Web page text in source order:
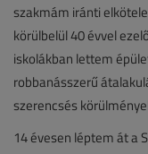
szakmám iránti
körülbelül 40 évvel
iskolákban lettem
robbanásszerű
szerencsés
14 évesen léptem át a